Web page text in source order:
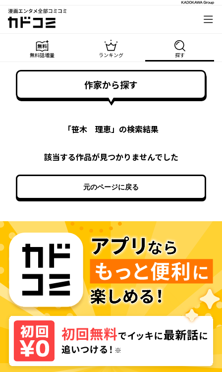
漫画エンタメ全部コミコミ
カドコミ
無料話増量 ランキング 探す
作家から探す
「笹木 理恵」の検索結果
該当する作品が見つかりませんでした
元のページに戻る